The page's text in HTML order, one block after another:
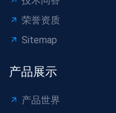
荣誉资质
Sitemap
产品展示
产品世界